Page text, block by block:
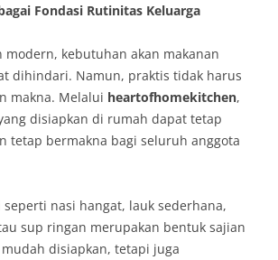
Fondasi Rutinitas Keluarga
modern, kebutuhan akan makanan
dihindari. Namun, praktis tidak harus
makna. Melalui heartofhomekitchen,
disiapkan di rumah dapat tetap
tetap bermakna bagi seluruh anggota
nasi hangat, lauk sederhana,
sup ringan merupakan bentuk sajian
disiapkan, tetapi juga